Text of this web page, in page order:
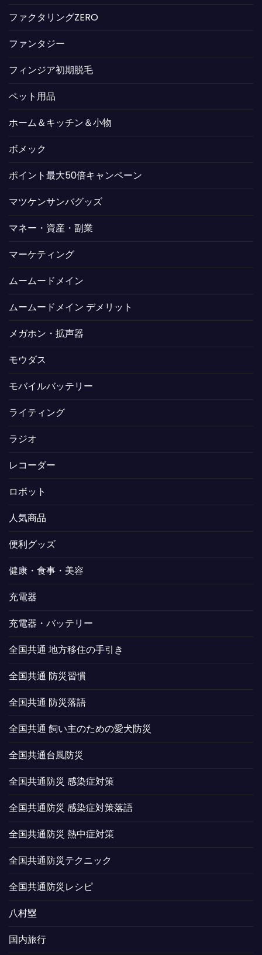
ファクタリングZERO
ファンタジー
フィンジア初期脱毛
ペット用品
ホーム＆キッチン＆小物
ボメック
ポイント最大50倍キャンペーン
マツケンサンバグッズ
マネー・資産・副業
マーケティング
ムームードメイン
ムームードメイン デメリット
メガホン・拡声器
モウダス
モバイルバッテリー
ライティング
ラジオ
レコーダー
ロボット
人気商品
便利グッズ
健康・食事・美容
充電器
充電器・バッテリー
全国共通 地方移住の手引き
全国共通 防災習慣
全国共通 防災落語
全国共通 飼い主のための愛犬防災
全国共通台風防災
全国共通防災 感染症対策
全国共通防災 感染症対策落語
全国共通防災 熱中症対策
全国共通防災テクニック
全国共通防災レシピ
八村塁
国内旅行